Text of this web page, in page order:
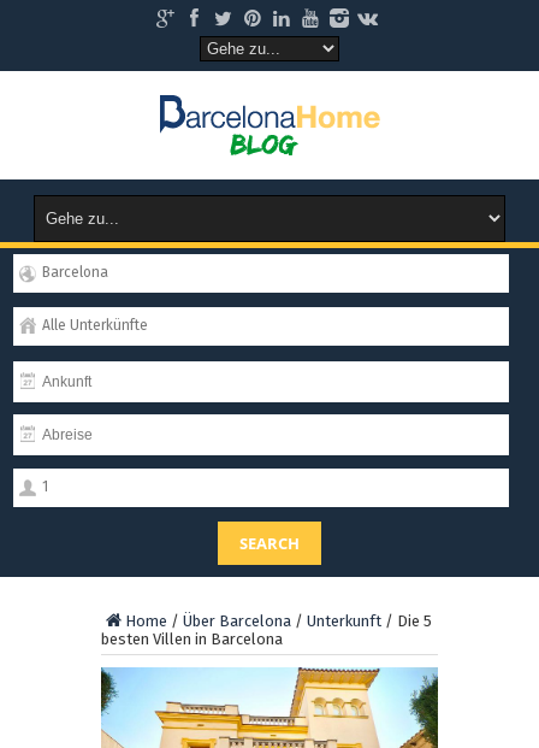
Barcelona
Alle Unterkünfte
1
SEARCH
Home / Über Barcelona / Unterkunft / Die 5
besten Villen in Barcelona